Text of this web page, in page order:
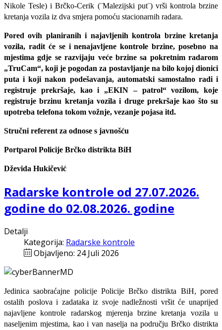
Nikole Tesle) i Brčko-Cerik (¨Malezijski put¨) vrši kontrola brzine
kretanja vozila iz dva smjera pomoću stacionarnih radara.
Pored ovih planiranih i najavljenih kontrola brzine kretanja
vozila, radit će se i nenajavljene kontrole brzine, posebno na
mjestima gdje se razvijaju veće brzine sa pokretnim radarom
„TruCam“, koji je pogodan za postavljanje na bilo kojoj dionici
puta i koji nakon podešavanja, automatski samostalno radi i
registruje prekršaje, kao i „EKIN – patrol“ vozilom, koje
registruje brzinu kretanja vozila i druge prekršaje kao što su
upotreba telefona tokom vožnje, vezanje pojasa itd.
Stručni referent za odnose s javnošću
Portparol Policije Brčko distrikta BiH
Dževida Hukičević
Radarske kontrole od 27.07.2026.
godine do 02.08.2026. godine
Detalji
Kategorija: Radarske kontrole
Objavljeno: 24 Juli 2026
Jedinica saobraćajne policije Policije Brčko distrikta BiH, pored
ostalih poslova i zadataka iz svoje nadležnosti vršit će unaprijed
najavljene kontrole radarskog mjerenja brzine kretanja vozila u
naseljenim mjestima, kao i van naselja na području Brčko distrikta